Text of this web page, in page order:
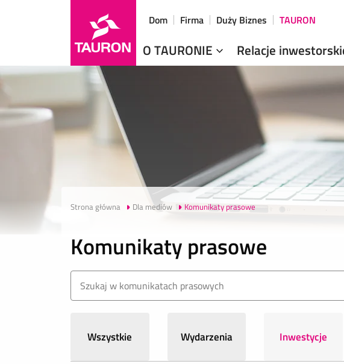
Dom Firma Duży Biznes TAURON
O TAURONIE Relacje
Strona główna Dla mediów Komunikaty prasowe
Komunikaty prasowe
Wszystkie Wydarzenia Inwestycje